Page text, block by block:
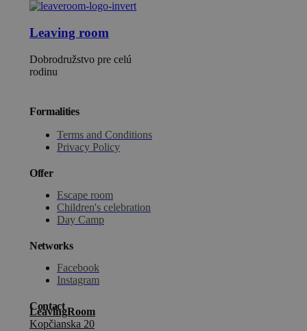
Leaving room
Dobrodružstvo pre celú
rodinu
Formalities
Terms and Conditions
Privacy Policy
Offer
Escape room
Children's celebration
Day Camp
Networks
Facebook
Instagram
Contact
LeavingRoom
Kopčianska 20